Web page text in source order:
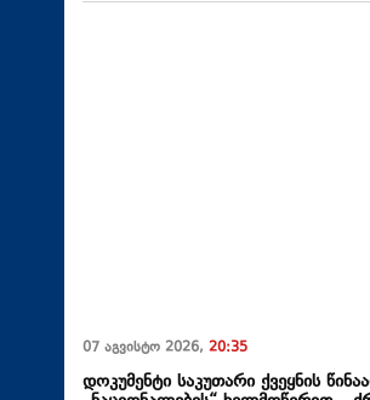
07 აგვისტო 2026, 20:35
დოკუმენტი საკუთარი ქვეყნის